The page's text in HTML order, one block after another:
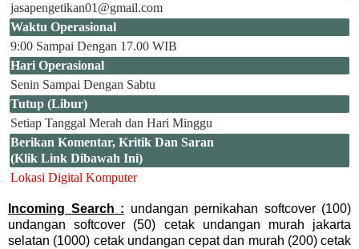
jasapengetikan01@gmail.com
Waktu Operasional
9:00 Sampai Dengan 17.00 WIB
Hari Operasional
Senin Sampai Dengan Sabtu
Tutup (Libur)
Setiap Tanggal Merah dan Hari Minggu
Berikan Komentar, Kritik Dan Saran
(Klik Link Dibawah Ini)
Lokasi Digital Komputer
Incoming Search : undangan pernikahan softcover (100)
undangan softcover (50) cetak undangan murah jakarta
selatan (1000) cetak undangan cepat dan murah (200) cetak